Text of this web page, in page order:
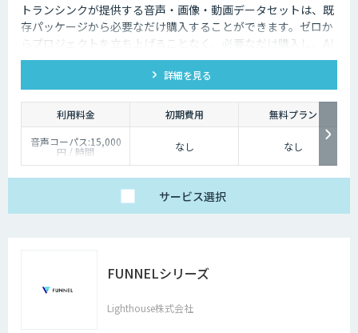
トランシンクが提供する音声・画像・動画データセットは、既
存パッケージから必要なだけ購入することができます。ゼロか
らプロジェクトを立ち上げることなく、必要なだけ購入し、AI
モデルの開発ができます。
詳細を見る
利用料金 初期費用
無料プラン
音声コーパス:15,000
円 / 時間
人物写真画像収集:300
なし なし
サービス選択
FUNNELシリーズ
Lighthouse株式会社